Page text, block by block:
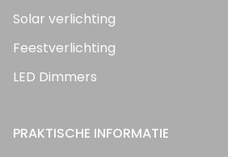
Solar verlichting
Feestverlichting
LED Dimmers
PRAKTISCHE INFORMATIE